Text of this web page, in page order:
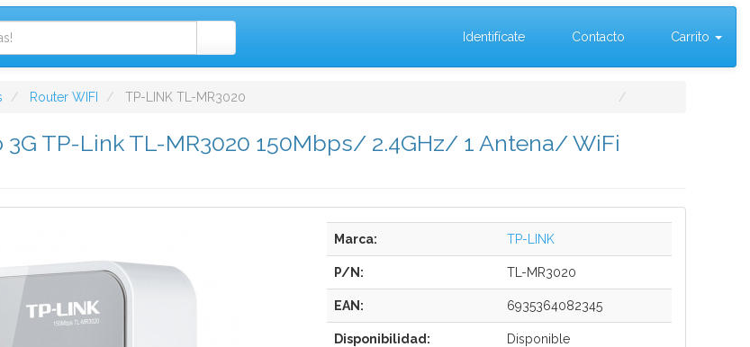
Identifícate Contacto Carrito
Router WIFI TP-LINK TL-MR3020
TP-Link TL-MR3020 150Mbps/ 2.4GHz/ 1 Antena/ WiFi
Marca: TP-LINK
P/N: TL-MR3020
EAN: 6935364082345
Disponibilidad: Disponible